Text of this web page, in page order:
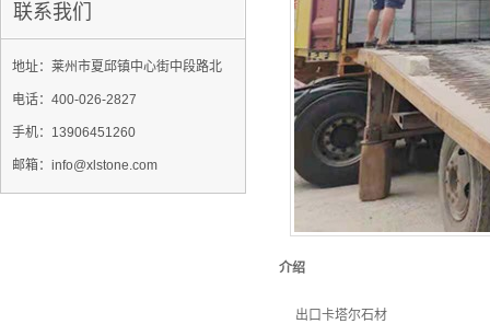
联系我们
地址：莱州市夏邱镇中心街中段路北
电话：400-026-2827
手机：13906451260
邮箱：info@xlstone.com
介绍
出口卡塔尔石材